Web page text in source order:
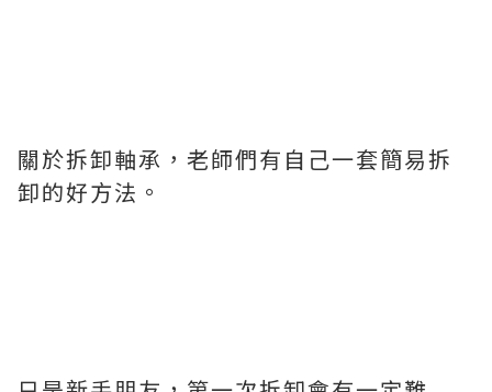
關於拆卸軸承，老師們有自己一套簡易拆
卸的好方法。